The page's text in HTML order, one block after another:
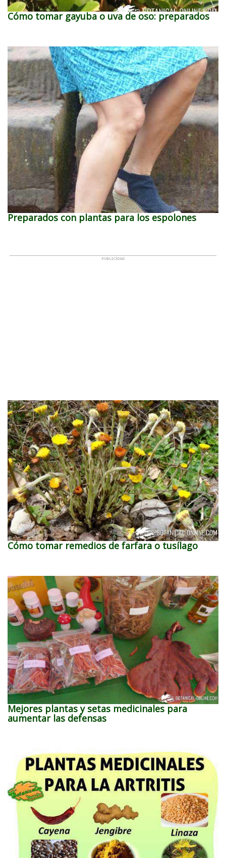
Cómo tomar gayuba o uva de oso: preparados
Preparados con plantas para los espolones
Cómo tomar remedios de farfara o tusílago
Mejores plantas y setas medicinales para
aumentar las defensas